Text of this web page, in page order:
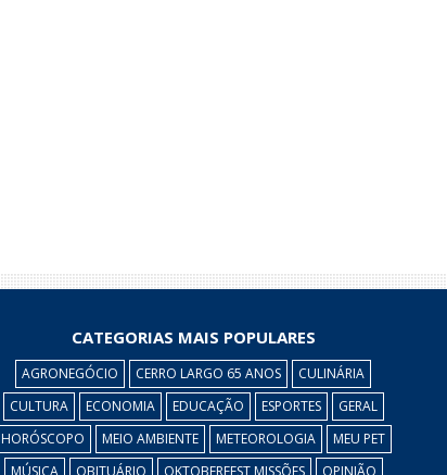
CATEGORIAS MAIS POPULARES
AGRONEGÓCIO CERRO LARGO 65 ANOS
CULINÁRIA
CULTURA
ECONOMIA EDUCAÇÃO ESPORTES
GERAL
HORÓSCOPO
MEIO AMBIENTE METEOROLOGIA
MEU PET
MÚSICA
OBITUÁRIO OKTOBERFEST MISSÕES OPINIÃO